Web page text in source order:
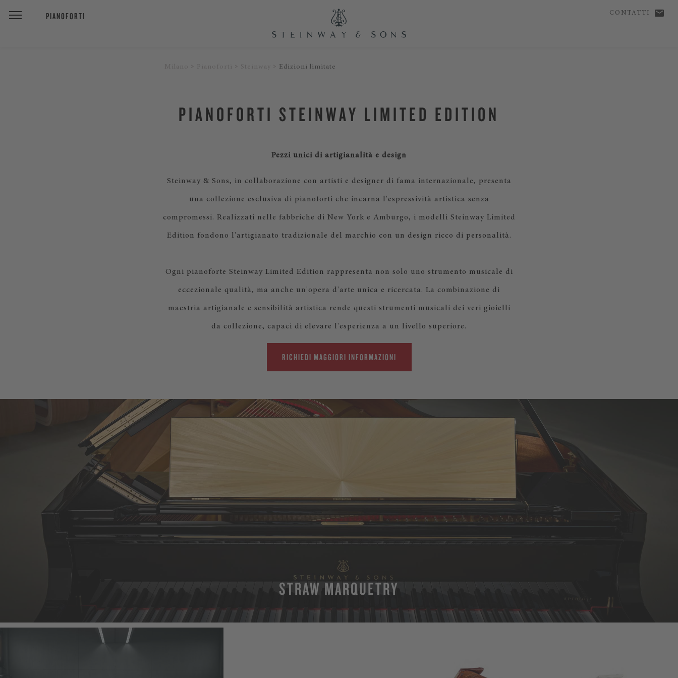
PIANOFORTI CONTATTI
Edizioni limitate
PIANOFORTI STEINWAY LIMITED EDITION
Pezzi unici di artigianalità e design
Steinway & Sons, in collaborazione con artisti e designer di fama internazionale, presenta
una collezione esclusiva di pianoforti che incarna l'espressività artistica senza
compromessi. Realizzati nelle fabbriche di New York e Amburgo, i modelli Steinway Limited
Edition fondono l'artigianato tradizionale del marchio con un design ricco di personalità.
Ogni pianoforte Steinway Limited Edition rappresenta non solo uno strumento musicale di
eccezionale qualità, ma anche un'opera d'arte unica e ricercata. La combinazione di
maestria artigianale e sensibilità artistica rende questi strumenti musicali dei veri gioielli
da collezione, capaci di elevare l'esperienza a un livello superiore.
RICHIEDI MAGGIORI INFORMAZIONI
STRAW MARQUETRY